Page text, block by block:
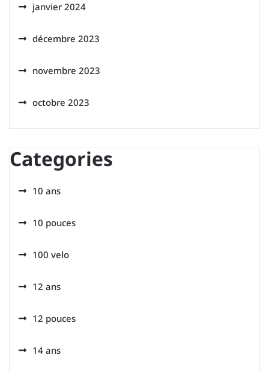
janvier 2024
décembre 2023
novembre 2023
octobre 2023
Categories
10 ans
10 pouces
100 velo
12 ans
12 pouces
14 ans